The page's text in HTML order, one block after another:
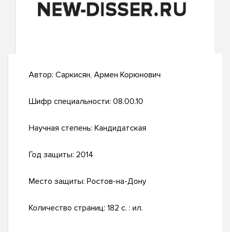
Автор: Саркисян, Армен Корюнович
Шифр специальности: 08.00.10
Научная степень: Кандидатская
Год защиты: 2014
Место защиты: Ростов-на-Дону
Количество страниц: 182 с. : ил.